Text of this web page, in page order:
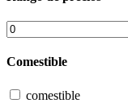
Comestible
comestible